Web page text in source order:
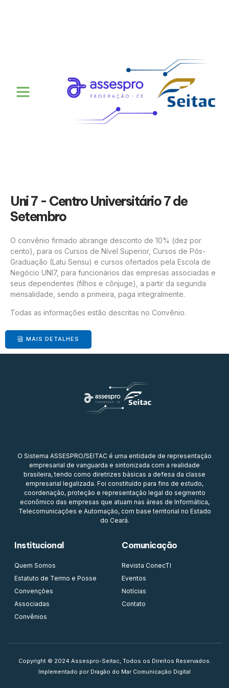
Uni 7 - Centro Universitário 7 de
Setembro
O convênio firmado abrange desconto de 10% (dez por
cento), para os Cursos de Nível Superior, Cursos de Pós-
Graduação (Latu Sensu) e cursos ofertados pela Escola de
Negócio UNI7, para funcionários das empresas associadas e
seus dependentes (filhos e cônjuge), a partir da segunda
mensalidade, sendo a primeira, paga integralmente.
Todas as informações estão descritas no Convênio.
MAIS DETALHES
O Sistema ASSESPRO/SEITAC é uma entidade de representação
empresarial de vanguarda e sintonizada com a realidade
brasileira, tendo como diretrizes básicas a defesa da classe
empresarial legalizada. Foi constituído para fins de estudo,
coordenação, proteção e representação legal do segmento
econômico das empresas que atuam nas áreas de Informática,
Telecomunicações e Automação, com base territorial no Estado
do Ceará.
Institucional
Quem Somos
Estatuto de Termo e Posse
Convenções
Associadas
Convênios
Comunicação
Revista ConecTI
Eventos
Notícias
Contato
Copyright © 2024 Assespro-Seitac, Todos os Direitos Reservados.
Implementado por Dragão do Mar Comunicação Digital